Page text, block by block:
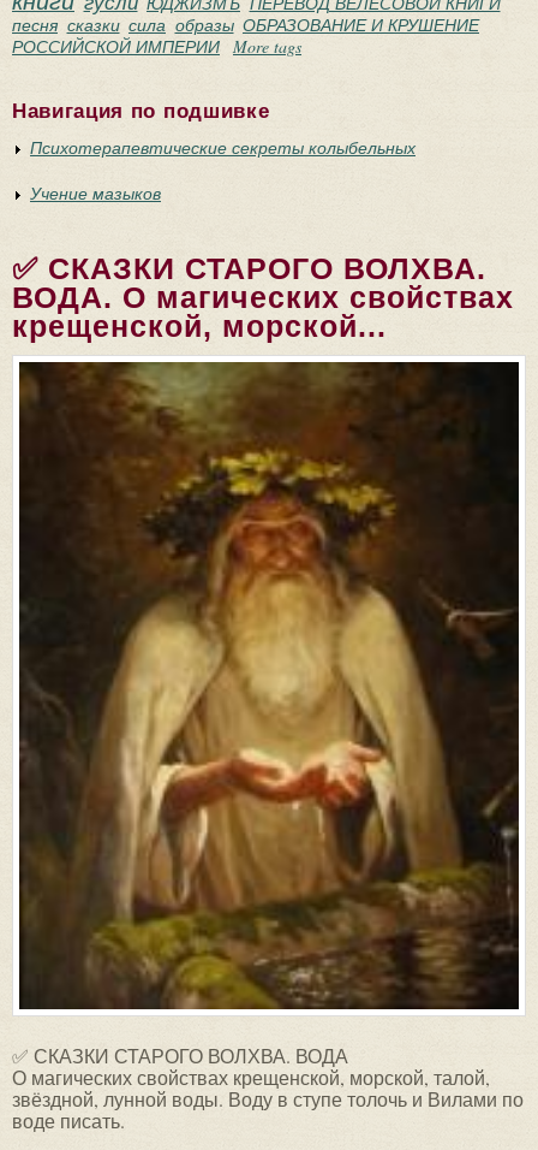
песня сказки сила образы ОБРАЗОВАНИЕ И КРУШЕНИЕ
РОССИЙСКОЙ ИМПЕРИИ
More tags
Навигация по подшивке
Психотерапевтические секреты колыбельных
Учение мазыков
✅ СКАЗКИ СТАРОГО ВОЛХВА.
ВОДА. О магических свойствах
крещенской, морской...
✅ СКАЗКИ СТАРОГО ВОЛХВА. ВОДА
О магических свойствах крещенской, морской, талой,
звёздной, лунной воды. Воду в ступе толочь и Вилами по
воде писать.